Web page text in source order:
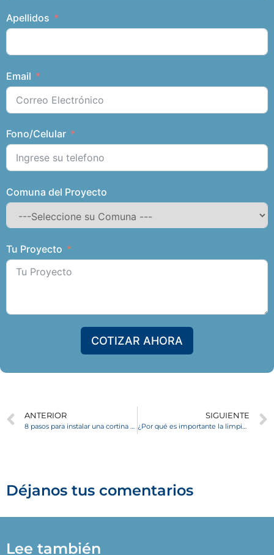
Apellidos
Email
Fono/Celular
Comuna del Proyecto
Tu Proyecto
COTIZAR AHORA
ANTERIOR SIGUIENTE
Déjanos tus comentarios
Lee también